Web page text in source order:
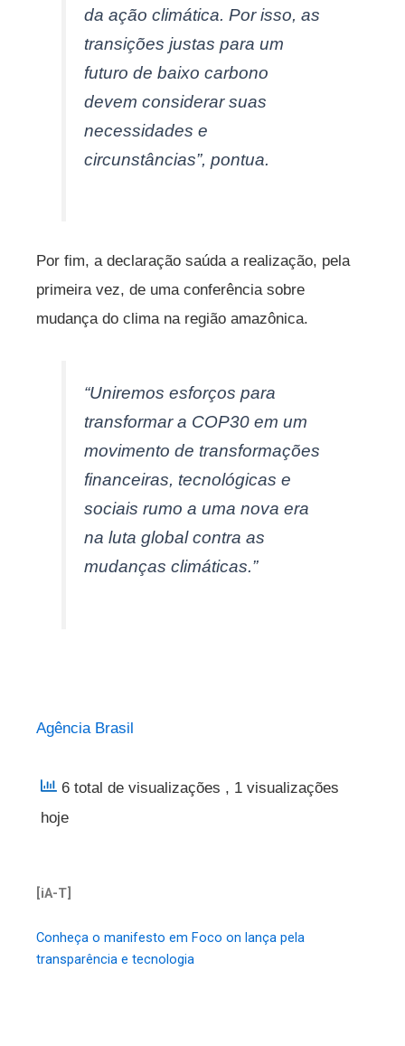
da ação climática. Por isso, as
transições justas para um
futuro de baixo carbono
devem considerar suas
necessidades e
circunstâncias”, pontua.
Por fim, a declaração saúda a realização, pela
primeira vez, de uma conferência sobre
mudança do clima na região amazônica.
“Uniremos esforços para
transformar a COP30 em um
movimento de transformações
financeiras, tecnológicas e
sociais rumo a uma nova era
na luta global contra as
mudanças climáticas.”
Agência Brasil
6 total de visualizações , 1 visualizações
hoje
[iA-T]
Conheça o manifesto em Foco on lança pela
transparência e tecnologia